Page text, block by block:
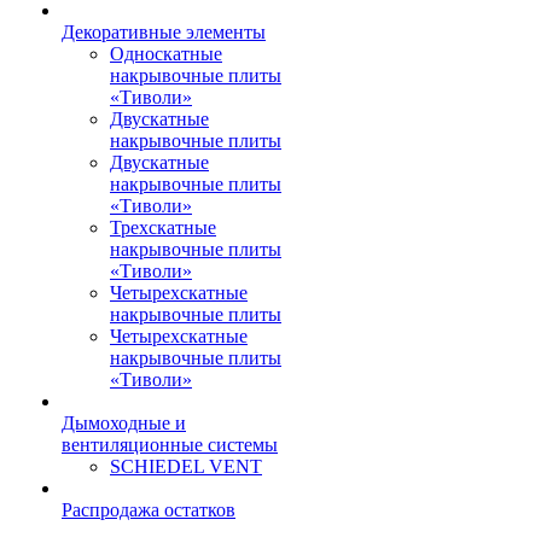
Декоративные элементы
Односкатные
накрывочные плиты
«Тиволи»
Двускатные
накрывочные плиты
Двускатные
накрывочные плиты
«Тиволи»
Трехскатные
накрывочные плиты
«Тиволи»
Четырехскатные
накрывочные плиты
Четырехскатные
накрывочные плиты
«Тиволи»
Дымоходные и
вентиляционные системы
SCHIEDEL VENT
Распродажа остатков